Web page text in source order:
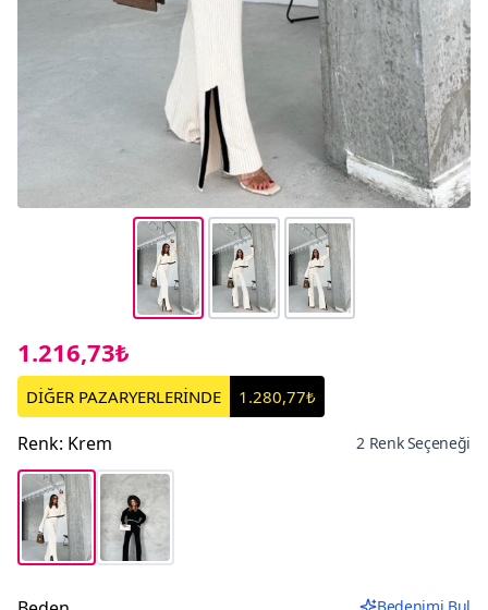
1.216,73₺
DİĞER PAZARYERLERİNDE 1.280,77₺
Renk: Krem 2 Renk Seçeneği